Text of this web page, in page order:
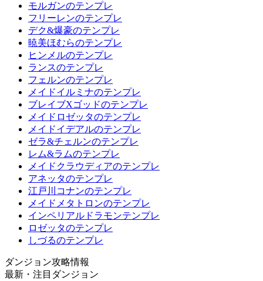
モルガンのテンプレ
フリーレンのテンプレ
デク&爆豪のテンプレ
暁美ほむらのテンプレ
ヒンメルのテンプレ
ランスのテンプレ
フェルンのテンプレ
メイドイルミナのテンプレ
ブレイブXゴッドのテンプレ
メイドロゼッタのテンプレ
メイドイデアルのテンプレ
ゼラ&チェルンのテンプレ
レム&ラムのテンプレ
メイドクラウディアのテンプレ
アネッタのテンプレ
江戸川コナンのテンプレ
メイドメタトロンのテンプレ
インペリアルドラモンテンプレ
ロゼッタのテンプレ
しづるのテンプレ
ダンジョン攻略情報
最新・注目ダンジョン